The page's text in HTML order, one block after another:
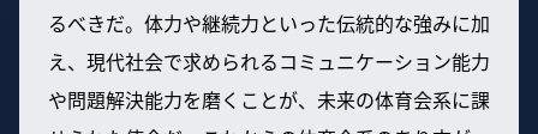
るべきだ。体力や継続力といった伝統的な強みに加
え、現代社会で求められるコミュニケーション能力
や問題解決能力を磨くことが、未来の体育会系に課